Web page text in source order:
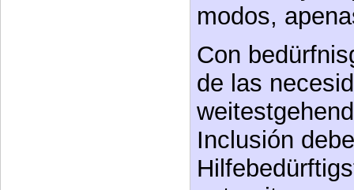
modos,
Con
de las
Inclusión